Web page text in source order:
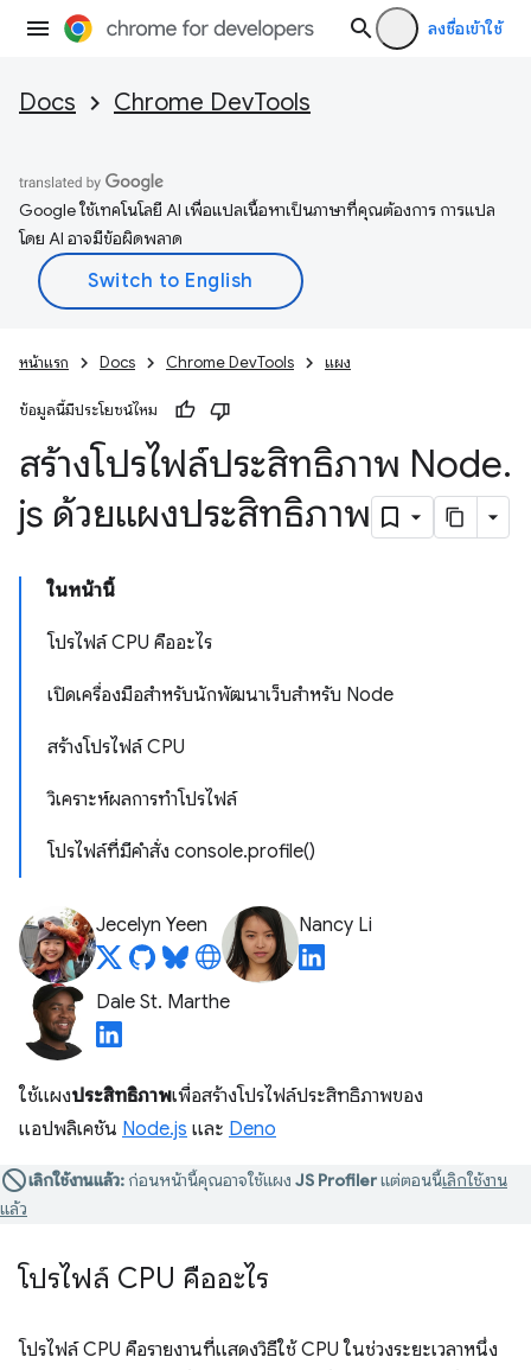
ลงชื่อเข้าใช้
Docs Chrome DevTools
Google ใช้เทคโนโลยี AI เพื่อแปลเนื้อหาเป็นภาษาที่คุณต้องการ การแปล
โดย AI อาจมีข้อผิดพลาด
หน้าแรก Docs Chrome DevTools แผง
ข้อมูลนี้มีประโยชน์ไหม
สร้างโปรไฟล์ประสิทธิภาพ Node.
js ด้วยแผงประสิทธิภาพ
ในหน้านี้
โปรไฟล์ CPU คืออะไร
เปิดเครื่องมือสำหรับนักพัฒนาเว็บสำหรับ Node
สร้างโปรไฟล์ CPU
วิเคราะห์ผลการทำโปรไฟล์
โปรไฟล์ที่มีคำสั่ง console.profile()
Jecelyn Yeen Nancy Li
Dale St. Marthe
ใช้แผงประสิทธิภาพเพื่อสร้างโปรไฟล์ประสิทธิภาพของ
แอปพลิเคชัน Node.js และ Deno
เลิกใช้งานแล้ว: ก่อนหน้านี้คุณอาจใช้แผง JS Profilerแต่ตอนนี้เลิกใช้งาน
แล้ว
โปรไฟล์ CPU คืออะไร
โปรไฟล์ CPU คือรายงานที่แสดงวิธีใช้ CPU ในช่วงระยะเวลาหนึ่ง